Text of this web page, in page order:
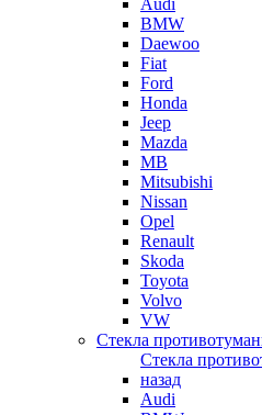
Audi
BMW
Daewoo
Fiat
Ford
Honda
Jeep
Mazda
MB
Mitsubishi
Nissan
Opel
Renault
Skoda
Toyota
Volvo
VW
Стекла
Стекла
назад
Audi